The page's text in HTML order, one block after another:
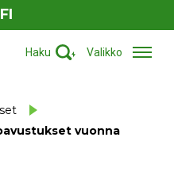
FI
Haku Valikko
vuonna